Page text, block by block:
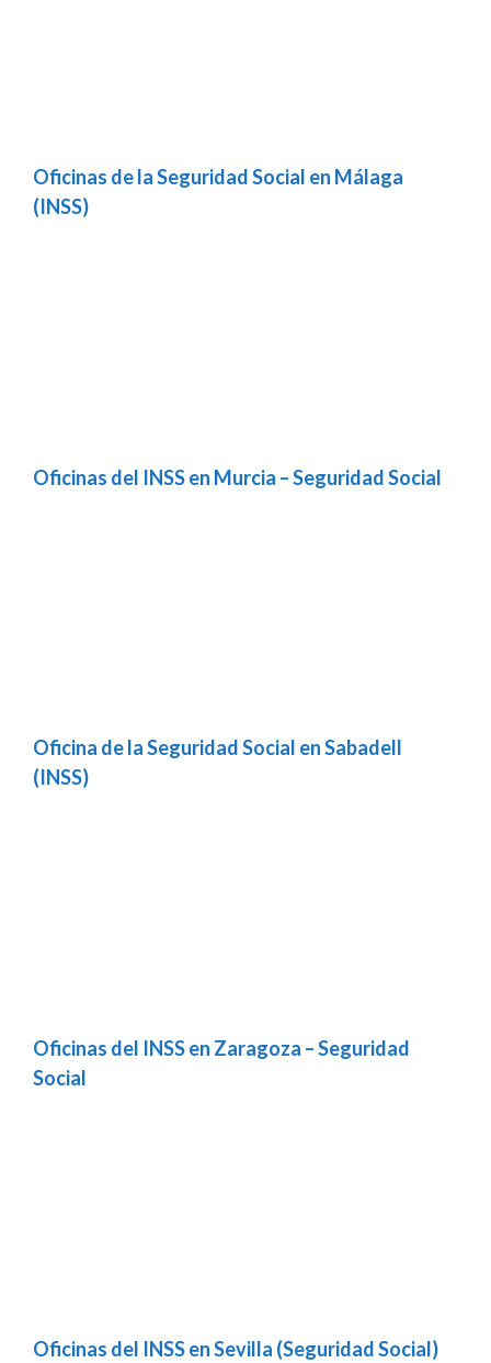
Oficinas de la Seguridad Social en Málaga
(INSS)
Oficinas del INSS en Murcia – Seguridad Social
Oficina de la Seguridad Social en Sabadell
(INSS)
Oficinas del INSS en Zaragoza – Seguridad
Social
Oficinas del INSS en Sevilla (Seguridad Social)